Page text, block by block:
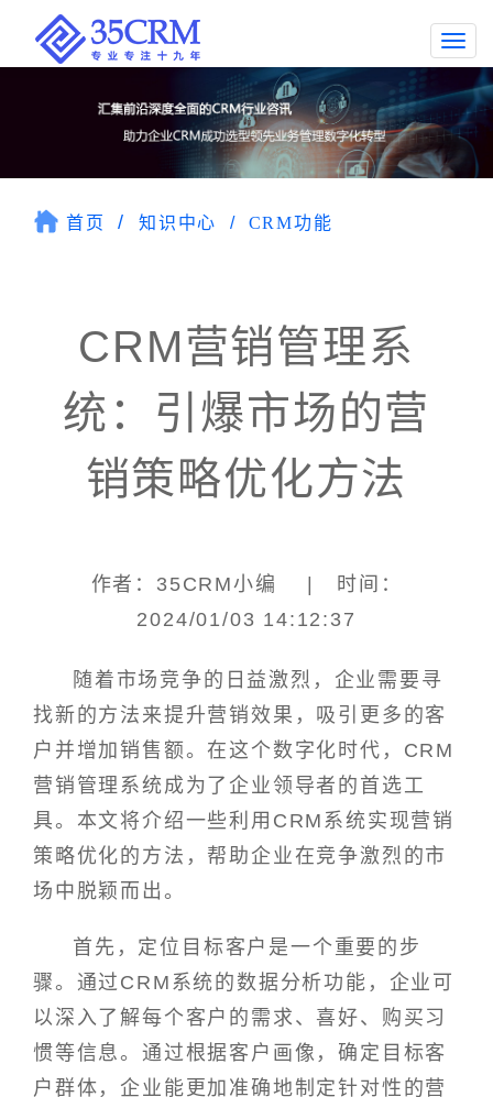
首页 知识中心 CRM功能
CRM营销管理系
统：引爆市场的营
销策略优化方法
作者：35CRM小编 | 时间：
2024/01/03 14:12:37
随着市场竞争的日益激烈，企业需要寻
找新的方法来提升营销效果，吸引更多的客
户并增加销售额。在这个数字化时代，CRM
营销管理系统成为了企业领导者的首选工
具。本文将介绍一些利用CRM系统实现营销
策略优化的方法，帮助企业在竞争激烈的市
场中脱颖而出。
首先，定位目标客户是一个重要的步
骤。通过CRM系统的数据分析功能，企业可
以深入了解每个客户的需求、喜好、购买习
惯等信息。通过根据客户画像，确定目标客
户群体，企业能更加准确地制定针对性的营